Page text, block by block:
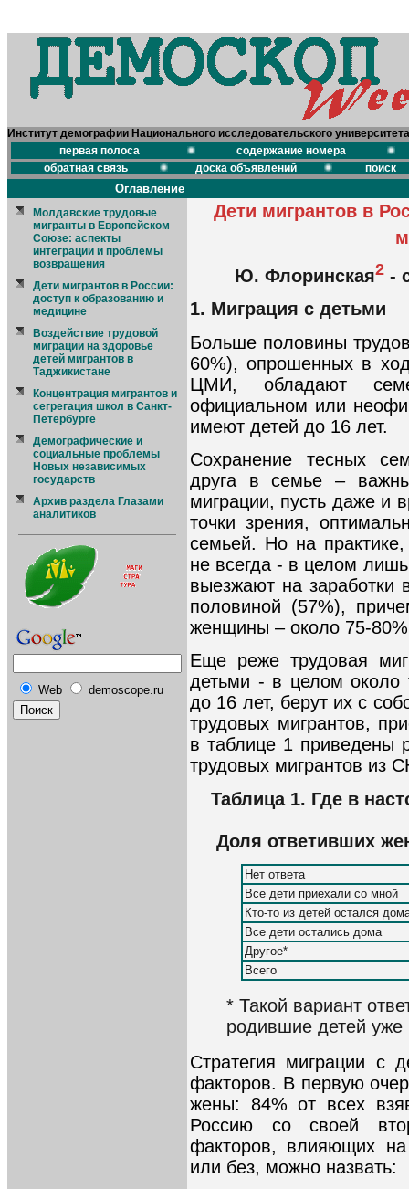
Институт демографии Национального исследовательского
первая полоса
содержание номера
обратная связь
доска объявлений поиск
Оглавление
Молдавские трудовые
мигранты в Европейском
Союзе: аспекты
интеграции и проблемы
возвращения
Дети мигрантов в России:
доступ к образованию и
медицине
Воздействие трудовой
миграции на здоровье
детей мигрантов в
Таджикистане
Концентрация мигрантов и
сегрегация школ в Санкт-
Петербурге
Демографические и
социальные проблемы
Новых независимых
государств
Архив раздела Глазами
аналитиков
Web demoscope.ru
Дети мигрантов в
Ю. Флоринская2 -
1. Миграция с детьми
Больше половины
60%), опрошенных в
ЦМИ, обладают
официальном или
имеют детей до 16 лет.
Сохранение тесных
друга в семье –
миграции, пусть даже и
точки зрения,
семьей. Но на практике,
не всегда - в целом
выезжают на заработки
половиной (57%),
женщины – около 75-
Еще реже трудовая
детьми - в целом около
до 16 лет, берут их с
трудовых мигрантов,
в таблице 1 приведены
трудовых мигрантов из
Таблица 1. Где в
Доля ответивших
Нет ответа
Все дети приехали со мной
Кто-то из детей остался
Все дети остались дома
Другое*
Всего
* Такой вариант
родившие детей уже
Стратегия миграции с
факторов. В первую
жены: 84% от всех
Россию со своей
факторов, влияющих
или без, можно назвать: